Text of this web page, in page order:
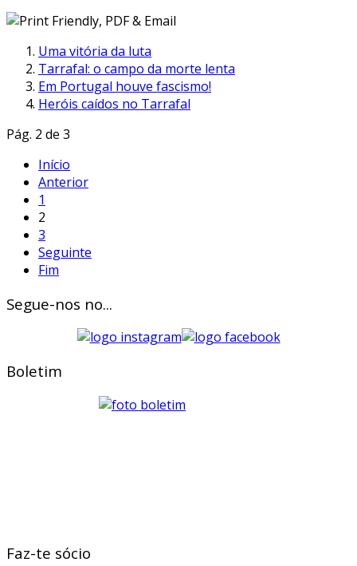
Uma vitória da luta
Tarrafal: o campo da morte lenta
Em Portugal houve fascismo!
Heróis caídos no Tarrafal
Pág. 2 de 3
Início
Anterior
1
2
3
Seguinte
Fim
Segue-nos no...
Boletim
Faz-te sócio